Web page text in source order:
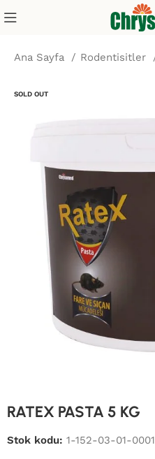
Ana Sayfa Rodentisitler
SOLD OUT
RATEX PASTA 5 KG
Stok kodu:1-152-03-01-0001